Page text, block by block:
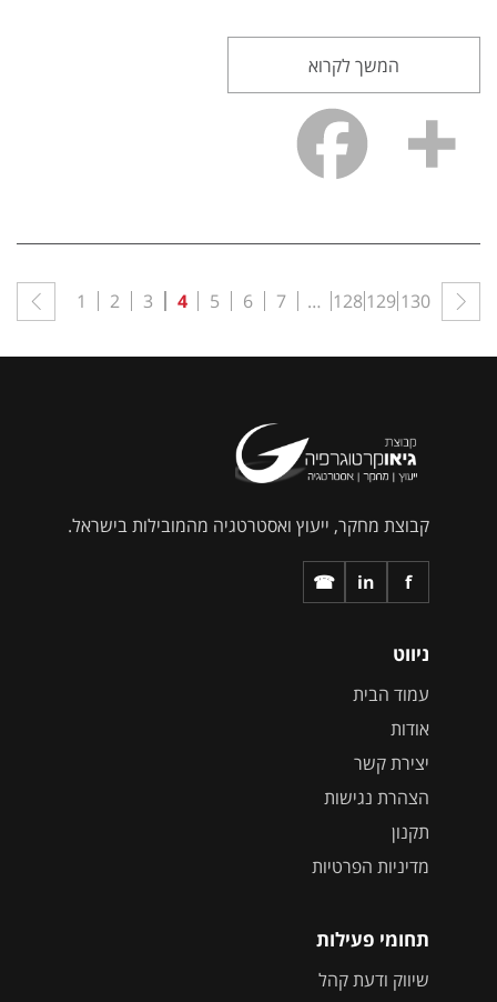
המשך לקרוא
1 2 3 4 5 6 7 … 128 129 130
קבוצת מחקר, ייעוץ ואסטרטגיה מהמובילות בישראל.
f
in
☎
ניווט
עמוד הבית
אודות
יצירת קשר
הצהרת נגישות
תקנון
מדיניות הפרטיות
תחומי פעילות
שיווק ודעת קהל